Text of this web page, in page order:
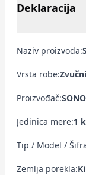
Deklaracija
Naziv proizvoda:
Vrsta robe:
Proizvođač:
Jedinica mere:1
Tip / Model /
Zemlja porekla: